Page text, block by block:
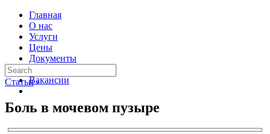
Главная
О нас
Услуги
Цены
Документы
Контакты
Вакансии
Статьи ›
Боль в мочевом пузыре